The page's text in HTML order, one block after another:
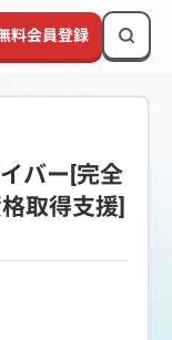
料会員登録
バー[完全
取得支援]